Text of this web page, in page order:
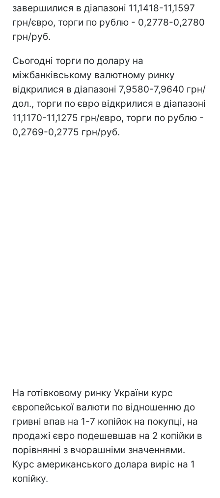
завершилися в діапазоні 11,1418-11,1597
грн/євро, торги по рублю - 0,2778-0,2780
грн/руб.
Сьогодні торги по долару на
міжбанківському валютному ринку
відкрилися в діапазоні 7,9580-7,9640 грн/
дол., торги по євро відкрилися в діапазоні
11,1170-11,1275 грн/євро, торги по рублю -
0,2769-0,2775 грн/руб.
На готівковому ринку України курс
європейської валюти по відношенню до
гривні впав на 1-7 копійок на покупці, на
продажі євро подешевшав на 2 копійки в
порівнянні з вчорашніми значеннями.
Курс американського долара виріс на 1
копійку.